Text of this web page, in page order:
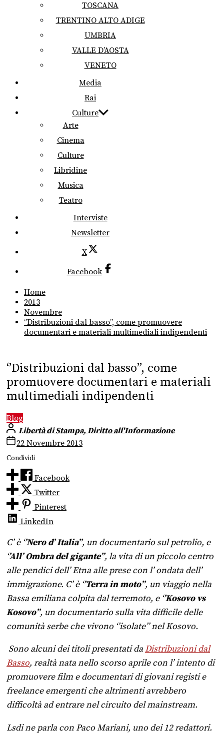
TOSCANA
TRENTINO ALTO ADIGE
UMBRIA
VALLE D’AOSTA
VENETO
Media
Rai
Culture
Arte
Cinema
Culture
Libridine
Musica
Teatro
Interviste
Newsletter
X
Facebook
Home
2013
Novembre
‘’Distribuzioni dal basso’’, come promuovere
documentari e materiali multimediali indipendenti
‘’Distribuzioni dal basso’’, come
promuovere documentari e materiali
multimediali indipendenti
Blog
Libertà di Stampa, Diritto all'Informazione
22 Novembre 2013
Condividi
Facebook
Twitter
Pinterest
LinkedIn
C’ è ‘’Nero d’ Italia’’, un documentario sul petrolio, e
‘’All’ Ombra del gigante’’, la vita di un piccolo centro
alle pendici dell’ Etna alle prese con l’ ondata dell’
immigrazione. C’ è ‘’Terra in moto’’, un viaggionella
Bassa emiliana colpita dal terremoto, e ‘’Kosovo vs
Kosovo’’, un documentario sulla vita difficile delle
comunità serbe che vivono ‘’isolate’’ nel Kosovo.
Sono alcuni dei titoli presentati da Distribuzioni dal
Basso, realtà nata nello scorso aprile con l’ intento di
promuovere film e documentari di giovani registi e
freelance emergenti che altrimenti avrebbero
difficoltà ad entrare nel circuito del mainstream.
Lsdi ne parla con Paco Mariani, uno dei 12 redattori.